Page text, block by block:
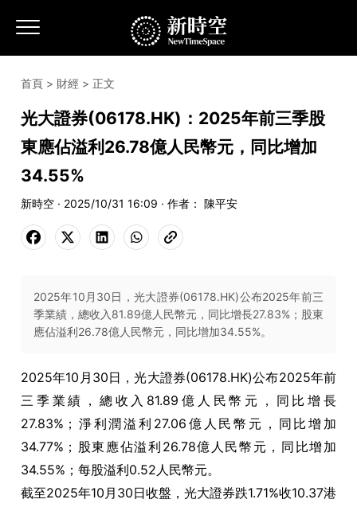
首頁 > 財經 > 正文
光大證券(06178.HK)：2025年前三季股
東應佔溢利26.78億人民幣元，同比增加
34.55%
新時空 · 2025/10/31 16:09 · 作者： 陳平安
2025年10月30日，光大證券(06178.HK)公布2025年前三
季業績，總收入81.89億人民幣元，同比增長27.83%；股東
應佔溢利26.78億人民幣元，同比增加34.55%。
2025年10月30日，光大證券(06178.HK)公布2025年前
三季業績，總收入81.89億人民幣元，同比增長
27.83%；淨利潤溢利27.06億人民幣元，同比增加
34.77%；股東應佔溢利26.78億人民幣元，同比增加
34.55%；每股溢利0.52人民幣元。
截至2025年10月30日收盤，光大證券跌1.71%收10.37港